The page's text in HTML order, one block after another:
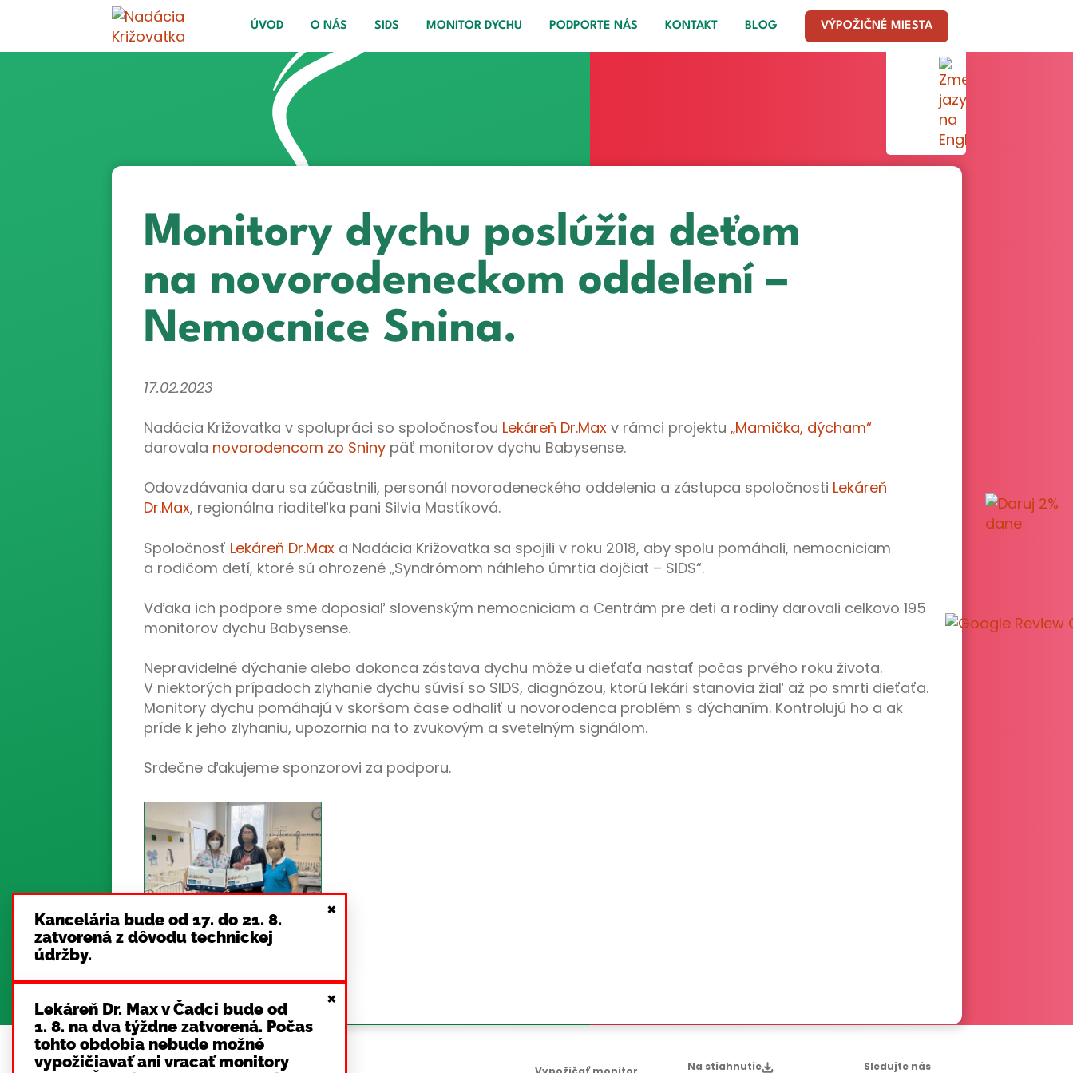
ÚVOD O NÁS SIDS MONITOR DYCHU PODPORTE NÁS KONTAKT BLOG VÝPOŽIČNÉ MIESTA
Monitory dychu poslúžia deťom
na novorodeneckom oddelení –
Nemocnice Snina.
17.02.2023
Nadácia Križovatka v spolupráci so spoločnosťou Lekáreň Dr.Maxv rámci projektu „Mamička, dýcham“
darovala novorodencom zo Sninypäť monitorov dychu Babysense.
Odovzdávania daru sa zúčastnili, personál novorodeneckého oddelenia a zástupca spoločnosti Lekáreň
Dr.Max, regionálna riaditeľka pani Silvia Mastíková.
Spoločnosť Lekáreň Dr.Maxa Nadácia Križovatka sa spojili v roku 2018, aby spolu pomáhali, nemocniciam
a rodičom detí, ktoré sú ohrozené „Syndrómom náhleho úmrtia dojčiat – SIDS“.
Vďaka ich podpore sme doposiaľ slovenským nemocniciam a Centrám pre deti a rodiny darovali celkovo 195
monitorov dychu Babysense.
Nepravidelné dýchanie alebo dokonca zástava dychu môže u dieťaťa nastať počas prvého roku života.
V niektorých prípadoch zlyhanie dychu súvisí so SIDS, diagnózou, ktorú lekári stanovia žiaľ až po smrti dieťaťa.
Monitory dychu pomáhajú v skoršom čase odhaliť u novorodenca problém s dýchaním. Kontrolujú ho a ak
príde k jeho zlyhaniu, upozornia na to zvukovým a svetelným signálom.
Srdečne ďakujeme sponzorovi za podporu.
Na stiahnutie Sledujte nás
×
Kancelária bude od 17. do 21. 8.
zatvorená z dôvodu technickej
údržby.
×
Lekáreň Dr. Max v Čadci bude od
1. 8. na dva týždne zatvorená. Počas
tohto obdobia nebude možné
vypožičiavať ani vracať monitory